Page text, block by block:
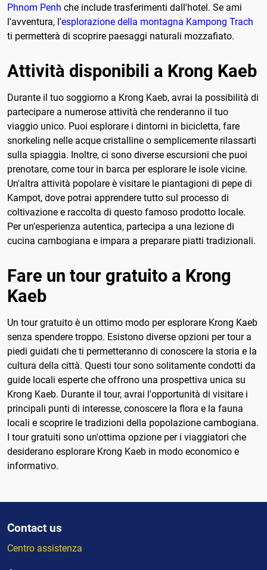
Phnom Penh che include trasferimenti dall'hotel. Se ami
l'avventura, l'esplorazione della montagna Kampong Trach
ti permetterà di scoprire paesaggi naturali mozzafiato.
Attività disponibili a Krong Kaeb
Durante il tuo soggiorno a Krong Kaeb, avrai la possibilità di
partecipare a numerose attività che renderanno il tuo
viaggio unico. Puoi esplorare i dintorni in bicicletta, fare
snorkeling nelle acque cristalline o semplicemente rilassarti
sulla spiaggia. Inoltre, ci sono diverse escursioni che puoi
prenotare, come tour in barca per esplorare le isole vicine.
Un'altra attività popolare è visitare le piantagioni di pepe di
Kampot, dove potrai apprendere tutto sul processo di
coltivazione e raccolta di questo famoso prodotto locale.
Per un'esperienza autentica, partecipa a una lezione di
cucina cambogiana e impara a preparare piatti tradizionali.
Fare un tour gratuito a Krong
Kaeb
Un tour gratuito è un ottimo modo per esplorare Krong Kaeb
senza spendere troppo. Esistono diverse opzioni per tour a
piedi guidati che ti permetteranno di conoscere la storia e la
cultura della città. Questi tour sono solitamente condotti da
guide locali esperte che offrono una prospettiva unica su
Krong Kaeb. Durante il tour, avrai l'opportunità di visitare i
principali punti di interesse, conoscere la flora e la fauna
locali e scoprire le tradizioni della popolazione cambogiana.
I tour gratuiti sono un'ottima opzione per i viaggiatori che
desiderano esplorare Krong Kaeb in modo economico e
informativo.
Contact us
Centro assistenza